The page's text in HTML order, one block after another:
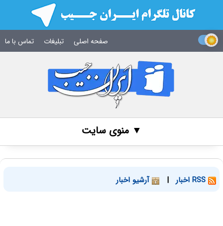
صفحه اصلی تبلیغات تماس با ما
▼ منوی سایت
| آرشیو اخبار